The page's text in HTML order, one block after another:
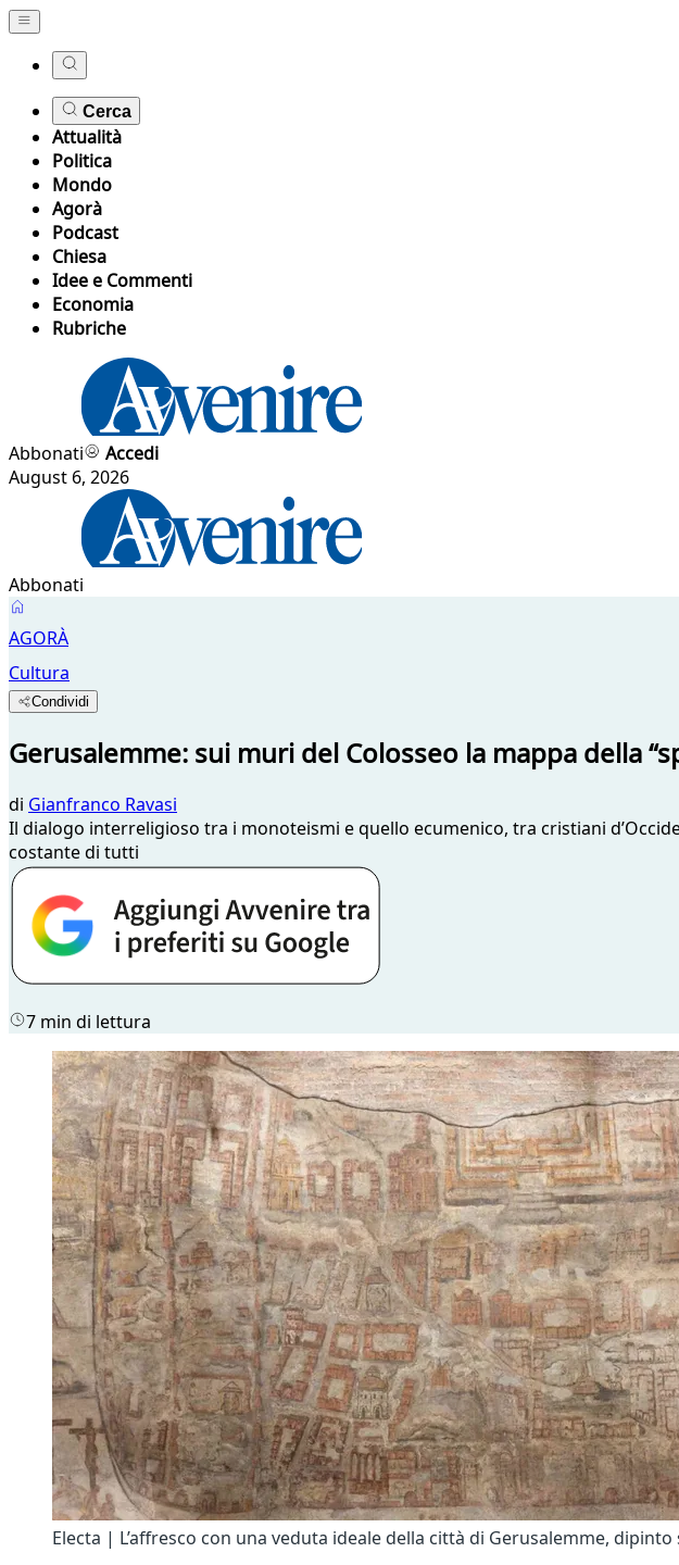
Cerca
Attualità
Politica
Mondo
Agorà
Podcast
Chiesa
Idee e Commenti
Economia
Rubriche
Abbonati
Accedi
August 6, 2026
Abbonati
AGORÀ
Cultura
Condividi
Gerusalemme: sui muri del Colosseo la mappa della
di Gianfranco Ravasi
Il dialogo interreligioso tra i monoteismi e quello ecumenico, tra cristiani
costante di tutti
7 min di lettura
Electa | L’affresco con una veduta ideale della città di Gerusalemme,